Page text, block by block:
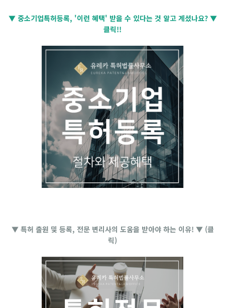
▼ 중소기업특허등록, '이런 혜택' 받을 수 있다는 것 알고 계셨나요? ▼
클릭!!
▼ 특허 출원 및 등록, 전문 변리사의 도움을 받아야 하는 이유! ▼ (클
릭)